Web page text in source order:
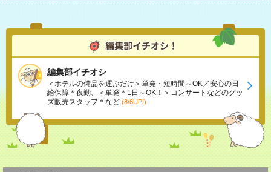
編集部イチオシ
＜ホテルの備品を運ぶだけ＞単発・短時間～OK／安心の日
給保障＊夜勤、＜単発＊1日～OK！＞コンサートなどのグッ
ズ販売スタッフ＊など (8/6UP!)